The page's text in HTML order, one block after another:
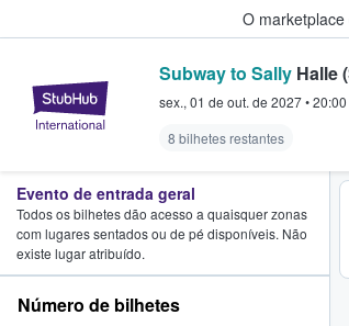
O
StubHub – onde
Subway to Sally Halle
sex., 01 de out. de 2027•20:00
8 bilhetes restantes
Evento de entrada geral
Todos os bilhetes dão acesso a quaisquer zonas
com lugares sentados ou de pé disponíveis. Não
existe lugar atribuído.
Número de bilhetes